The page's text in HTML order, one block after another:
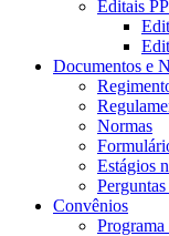
Editais
Documentos e
Normas
Estágios
Convênios